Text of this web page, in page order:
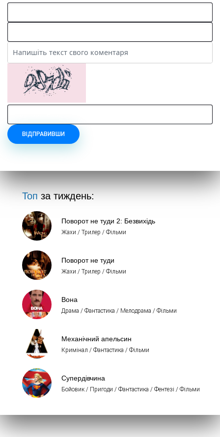
ВІДПРАВИВШИ
Топ за тиждень:
Поворот не туди 2: Безвихідь
Жахи / Трилер / Фільми
Поворот не туди
Жахи / Трилер / Фільми
Вона
Драма / Фантастика / Мелодрама / Фільми
Механічний апельсин
Кримінал / Фантастика / Фільми
Супердівчина
Бойовик / Пригоди / Фантастика / Фентезі / Фільми